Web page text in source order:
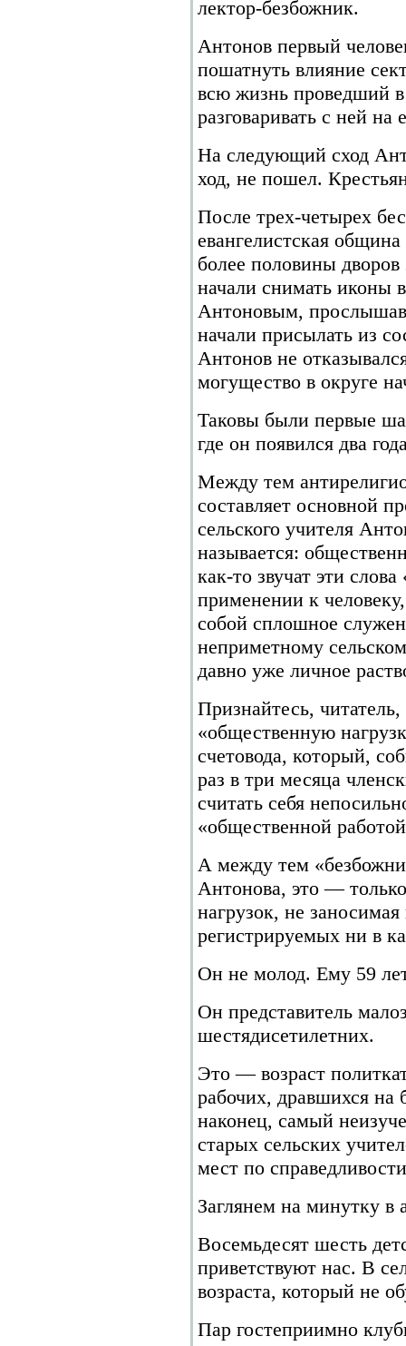
лектор-безбожник.
Антонов первый
пошатнуть влияние
всю жизнь проведший
разговаривать с ней на
На следующий сход
ход, не пошел.
После трех-четырех
евангелистская
более половины дворов
начали снимать иконы
Антоновым, прослышав
начали присылать из
Антонов не
могущество в округе
Таковы были первые
где он появился два
Между тем
составляет основной
сельского учителя
называется:
как-то звучат эти
применении к
собой сплошное
неприметному
давно уже личное
Признайтесь,
«общественную
счетовода, который,
раз в три месяца
считать себя
«общественной
А между тем
Антонова, это —
нагрузок, не
регистрируемых ни в
Он не молод. Ему 59
Он представитель
шестядисетилетних.
Это — возраст
рабочих, дравшихся на
наконец, самый
старых сельских
мест по
Заглянем на минутку
Восемьдесят шесть
приветствуют нас. В
возраста, который не
Пар гостеприимно